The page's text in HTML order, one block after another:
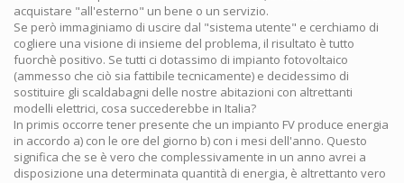
acquistare "all'esterno" un bene o un servizio.
Se però immaginiamo di uscire dal "sistema utente" e cerchiamo di
cogliere una visione di insieme del problema, il risultato è tutto
fuorchè positivo. Se tutti ci dotassimo di impianto fotovoltaico
(ammesso che ciò sia fattibile tecnicamente) e decidessimo di
sostituire gli scaldabagni delle nostre abitazioni con altrettanti
modelli elettrici, cosa succederebbe in Italia?
In primis occorre tener presente che un impianto FV produce energia
in accordo a) con le ore del giorno b) con i mesi dell'anno. Questo
significa che se è vero che complessivamente in un anno avrei a
disposizione una determinata quantità di energia, è altrettanto vero